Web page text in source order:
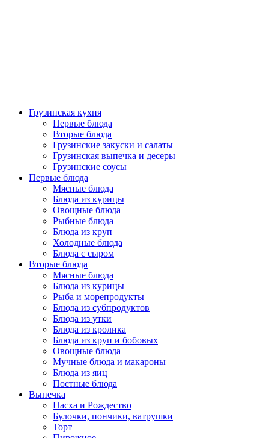
Грузинская кухня
Первые блюда
Вторые блюда
Грузинские закуски и салаты
Грузинская выпечка и десеры
Грузинские соусы
Первые блюда
Мясные блюда
Блюда из курицы
Овощные блюда
Рыбные блюда
Блюда из круп
Холодные блюда
Блюда с сыром
Вторые блюда
Мясные блюда
Блюда из курицы
Рыба и морепродукты
Блюда из субпродуктов
Блюда из утки
Блюда из кролика
Блюда из круп и бобовых
Овощные блюда
Мучные блюда и макароны
Блюда из яиц
Постные блюда
Выпечка
Пасха и Рождество
Булочки, пончики, ватрушки
Торт